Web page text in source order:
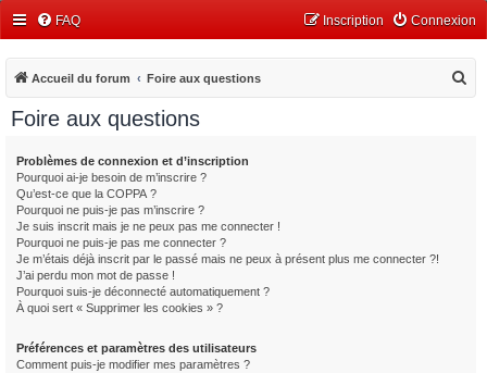
FAQ Connexion
Inscription
Accueil du forum Foire aux questions
Foire aux questions
Problèmes de connexion et d’inscription
Pourquoi ai-je besoin de m’inscrire ?
Qu’est-ce que la COPPA ?
Pourquoi ne puis-je pas m’inscrire ?
Je suis inscrit mais je ne peux pas me connecter !
Pourquoi ne puis-je pas me connecter ?
Je m’étais déjà inscrit par le passé mais ne peux à présent plus me connecter ?!
J’ai perdu mon mot de passe !
Pourquoi suis-je déconnecté automatiquement ?
À quoi sert « Supprimer les cookies » ?
Préférences et paramètres des utilisateurs
Comment puis-je modifier mes paramètres ?